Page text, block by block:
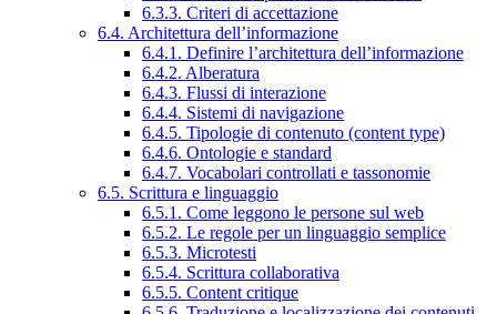
6.3.3. Criteri di accettazione
6.4. Architettura dell’informazione
6.4.1. Definire l’architettura dell’informazione
6.4.2. Alberatura
6.4.3. Flussi di interazione
6.4.4. Sistemi di navigazione
6.4.5. Tipologie di contenuto (content type)
6.4.6. Ontologie e standard
6.4.7. Vocabolari controllati e tassonomie
6.5. Scrittura e linguaggio
6.5.1. Come leggono le persone sul web
6.5.2. Le regole per un linguaggio semplice
6.5.3. Microtesti
6.5.4. Scrittura collaborativa
6.5.5. Content critique